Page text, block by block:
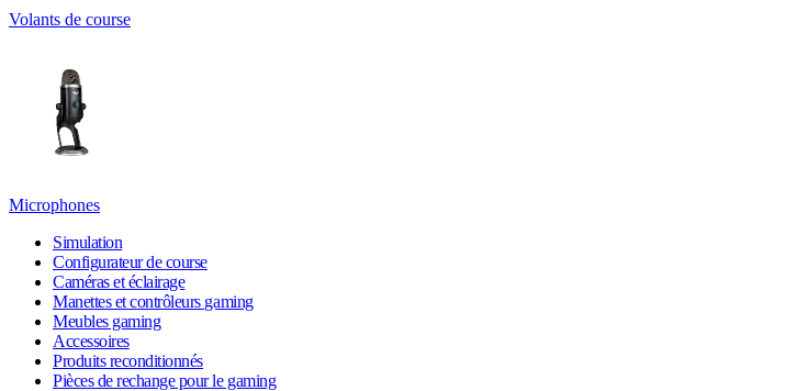
Volants de course
Microphones
Simulation
Configurateur de course
Caméras et éclairage
Manettes et contrôleurs gaming
Meubles gaming
Accessoires
Produits reconditionnés
Pièces de rechange pour le gaming